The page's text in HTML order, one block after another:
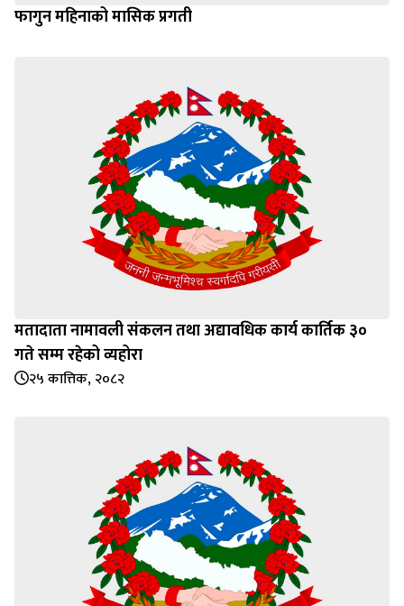
फागुन महिनाको मासिक प्रगती
मतादाता नामावली संकलन तथा अद्यावधिक कार्य कार्तिक ३०
गते सम्म रहेको व्यहोरा
२५ कात्तिक, २०८२